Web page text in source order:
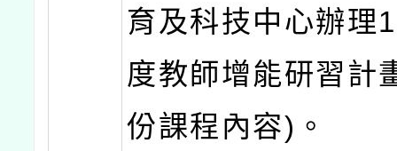
育及科技中心辦理
度教師增能研習計
份課程內容)。